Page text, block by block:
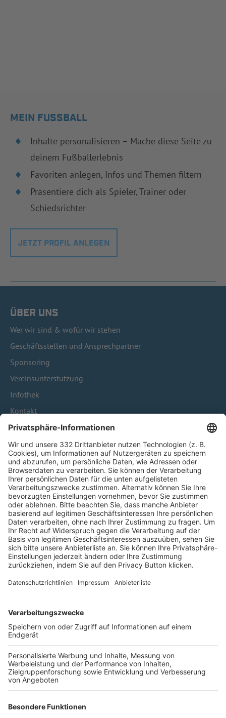
MEIN FUSSBALL
Inhalte personalisieren – Mache diese Seite zu
deinem Fußballerlebnis
Favoriten anlegen, Infos und Themen filtern
Präsentiere dich als Spieler, Trainer oder
Schiedsrichter
JETZT PROFIL ANLEGEN
ÜBER UNS
Wer wir sind & wofür wir stehen
Geschäftsstellen und Ansprechpartner
Sponsoring
Vereinsunterstützung
Infothek
Kontakt
HÄUFIG BESUCHTE SEITEN
Pässe und Vereinswechsel
Trainerausbildung
Schulungsangebot Vereinsmitarbeiter
BFV-Geschäftsstellen
Trainerbörse
Login SpielPlus
FOLGE DEM BFV
TOP-VEREINE
TOP-PARTNER